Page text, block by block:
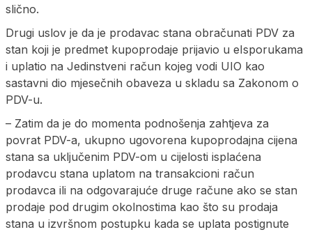
slično.
Drugi uslov je da je prodavac stana obračunati PDV za
stan koji je predmet kupoprodaje prijavio u eIsporukama
i uplatio na Jedinstveni račun kojeg vodi UIO kao
sastavni dio mjesečnih obaveza u skladu sa Zakonom o
PDV-u.
– Zatim da je do momenta podnošenja zahtjeva za
povrat PDV-a, ukupno ugovorena kupoprodajna cijena
stana sa uključenim PDV-om u cijelosti isplaćena
prodavcu stana uplatom na transakcioni račun
prodavca ili na odgovarajuće druge račune ako se stan
prodaje pod drugim okolnostima kao što su prodaja
stana u izvršnom postupku kada se uplata postignute